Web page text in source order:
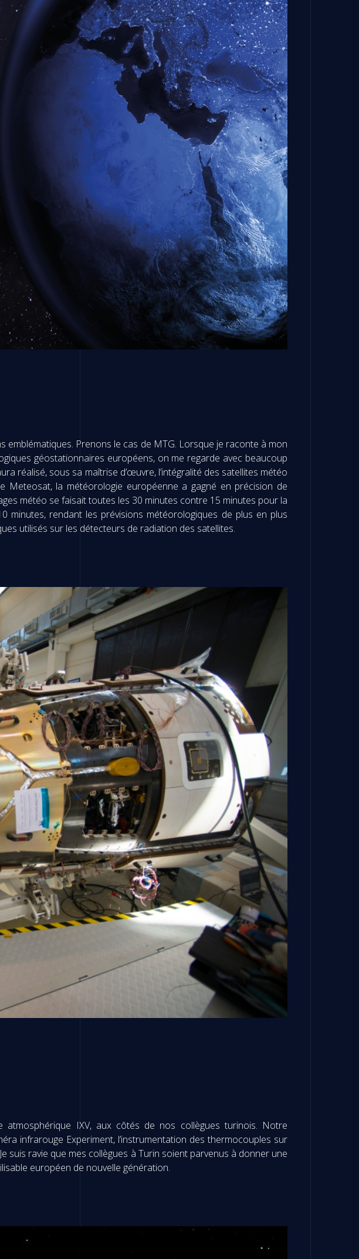
emblématiques. Prenons le cas de MTG. Lorsque je raconte à mon
géostationnaires européens, on me regarde avec beaucoup
réalisé, sous sa maîtrise d’œuvre, l’intégralité des satellites météo
Meteosat, la météorologie européenne a gagné en précision de
météo se faisait toutes les 30 minutes contre 15 minutes pour la
minutes, rendant les prévisions météorologiques de plus en plus
utilisés sur les détecteurs de radiation des satellites.
atmosphérique IXV, aux côtés de nos collègues turinois. Notre
infrarouge Experiment, l’instrumentation des thermocouples sur
suis ravie que mes collègues à Turin soient parvenus à donner une
européen de nouvelle génération.